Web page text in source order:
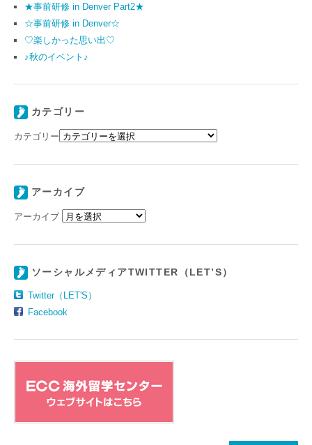
★事前研修 in Denver Part2★
☆事前研修 in Denver☆
♡楽しかった思い出♡
♪秋のイベント♪
カテゴリー
カテゴリー
アーカイブ
アーカイブ
ソーシャルメディアTWITTER（LET’S）
Twitter（LET'S）
Facebook